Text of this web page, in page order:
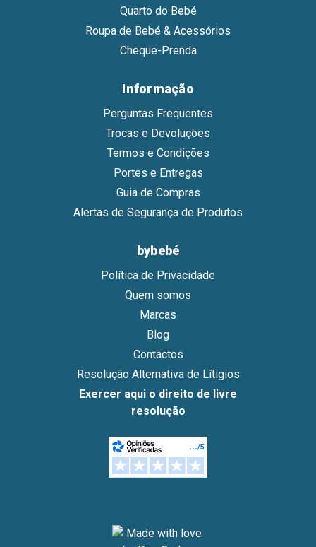
Quarto do Bebé
Roupa de Bebé & Acessórios
Cheque-Prenda
Informação
Perguntas Frequentes
Trocas e Devoluções
Termos e Condições
Portes e Entregas
Guia de Compras
Alertas de Segurança de Produtos
bybebé
Política de Privacidade
Quem somos
Marcas
Blog
Contactos
Resolução Alternativa de Lítigios
Exercer aqui o direito de livre
resolução